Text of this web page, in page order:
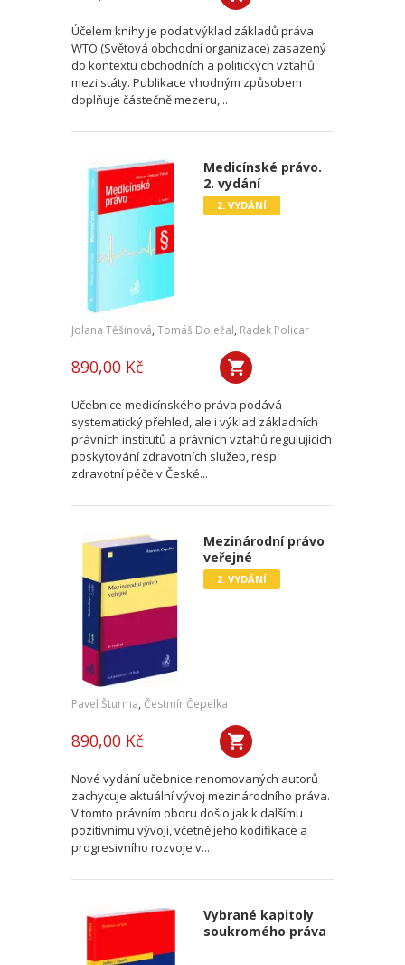
Účelem knihy je podat výklad základů práva
WTO (Světová obchodní organizace) zasazený
do kontextu obchodních a politických vztahů
mezi státy. Publikace vhodným způsobem
doplňuje částečně mezeru,...
Medicínské právo.
2. vydání
2. VYDÁNÍ
Jolana Těšinová, Tomáš Doležal, Radek Policar
890,00 Kč
Učebnice medicínského práva podává
systematický přehled, ale i výklad základních
právních institutů a právních vztahů regulujících
poskytování zdravotních služeb, resp.
zdravotní péče v České...
Mezinárodní právo
veřejné
2. VYDÁNÍ
Pavel Šturma, Čestmír Čepelka
890,00 Kč
Nové vydání učebnice renomovaných autorů
zachycuje aktuální vývoj mezinárodního práva.
V tomto právním oboru došlo jak k dalšímu
pozitivnímu vývoji, včetně jeho kodifikace a
progresivního rozvoje v...
Vybrané kapitoly
soukromého práva